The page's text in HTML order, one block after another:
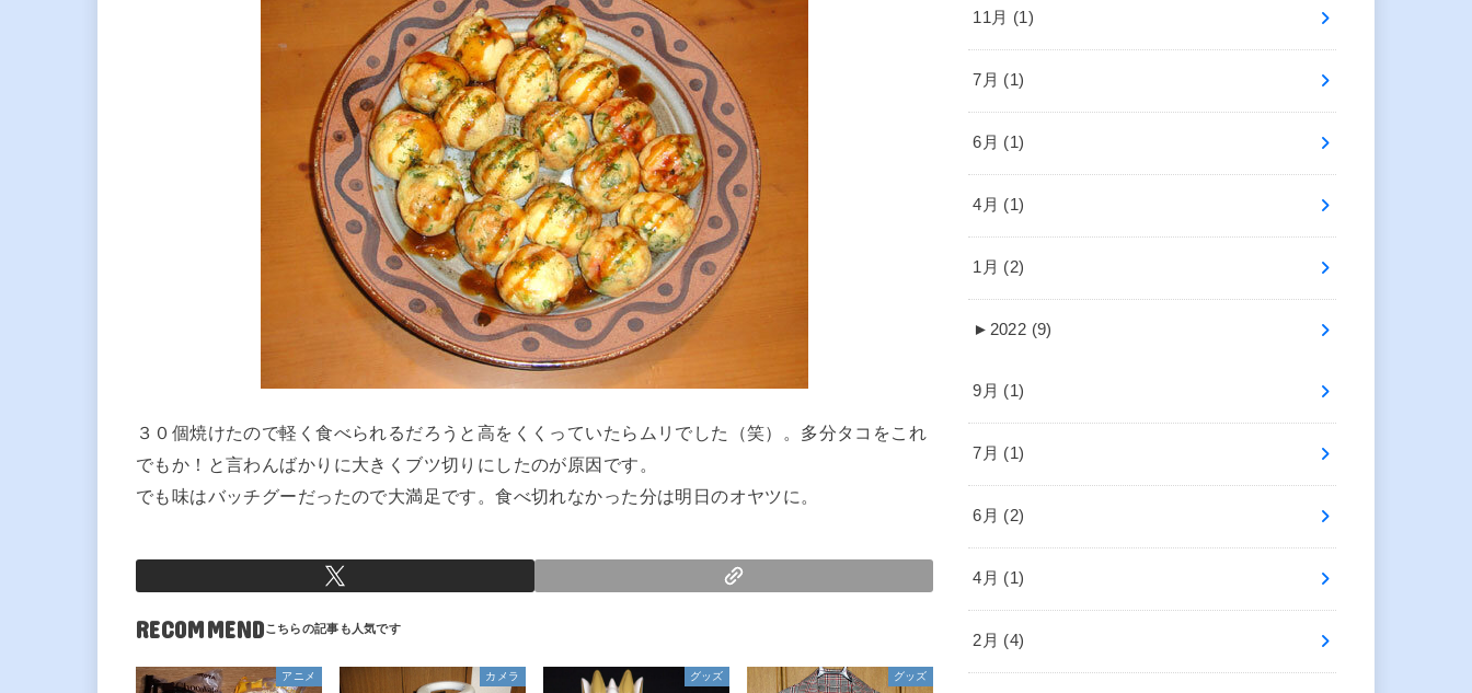
３０個焼けたので軽く食べられるだろうと高をくくっていたらムリでした（笑）。多分タコをこれ
でもか！と言わんばかりに大きくブツ切りにしたのが原因です。
でも味はバッチグーだったので大満足です。食べ切れなかった分は明日のオヤツに。
RECOMMEND
アニメ カメラ グッズ グッズ
11月 (1)
7月 (1)
6月 (1)
4月 (1)
1月 (2)
► 2022 (9)
9月 (1)
7月 (1)
6月 (2)
4月 (1)
2月 (4)